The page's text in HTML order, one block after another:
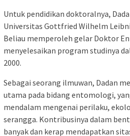
Untuk pendidikan doktoralnya,
Universitas Gottfried Wilhelm
Beliau memperoleh gelar Doktor
menyelesaikan program studinya
2000.
Sebagai seorang ilmuwan, Dadan
utama pada bidang entomologi,
mendalam mengenai perilaku,
serangga. Kontribusinya dalam
banyak dan kerap mendapatkan